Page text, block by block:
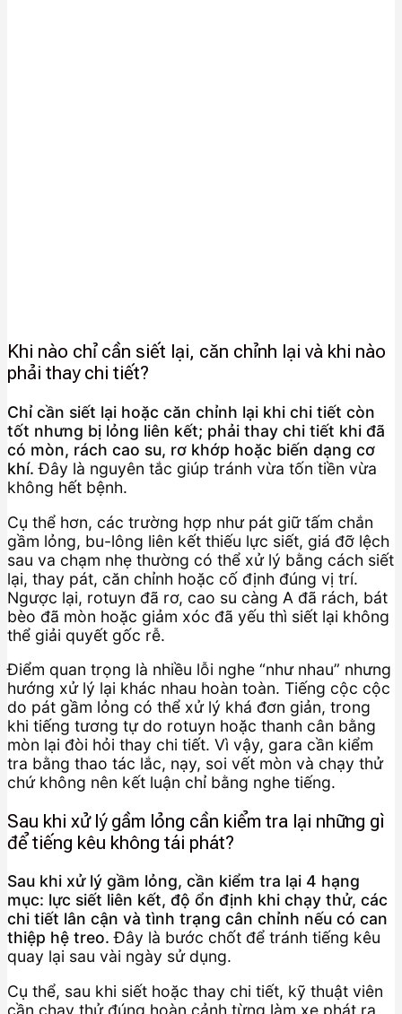
Khi nào chỉ cần siết lại, căn chỉnh lại và khi nào
phải thay chi tiết?
Chỉ cần siết lại hoặc căn chỉnh lại khi chi tiết còn
tốt nhưng bị lỏng liên kết; phải thay chi tiết khi đã
có mòn, rách cao su, rơ khớp hoặc biến dạng cơ
khí. Đây là nguyên tắc giúp tránh vừa tốn tiền vừa
không hết bệnh.
Cụ thể hơn, các trường hợp như pát giữ tấm chắn
gầm lỏng, bu-lông liên kết thiếu lực siết, giá đỡ lệch
sau va chạm nhẹ thường có thể xử lý bằng cách siết
lại, thay pát, căn chỉnh hoặc cố định đúng vị trí.
Ngược lại, rotuyn đã rơ, cao su càng A đã rách, bát
bèo đã mòn hoặc giảm xóc đã yếu thì siết lại không
thể giải quyết gốc rễ.
Điểm quan trọng là nhiều lỗi nghe “như nhau” nhưng
hướng xử lý lại khác nhau hoàn toàn. Tiếng cộc cộc
do pát gầm lỏng có thể xử lý khá đơn giản, trong
khi tiếng tương tự do rotuyn hoặc thanh cân bằng
mòn lại đòi hỏi thay chi tiết. Vì vậy, gara cần kiểm
tra bằng thao tác lắc, nạy, soi vết mòn và chạy thử
chứ không nên kết luận chỉ bằng nghe tiếng.
Sau khi xử lý gầm lỏng cần kiểm tra lại những gì
để tiếng kêu không tái phát?
Sau khi xử lý gầm lỏng, cần kiểm tra lại 4 hạng
mục: lực siết liên kết, độ ổn định khi chạy thử, các
chi tiết lân cận và tình trạng cân chỉnh nếu có can
thiệp hệ treo. Đây là bước chốt để tránh tiếng kêu
quay lại sau vài ngày sử dụng.
Cụ thể, sau khi siết hoặc thay chi tiết, kỹ thuật viên
cần chạy thử đúng hoàn cảnh từng làm xe phát ra